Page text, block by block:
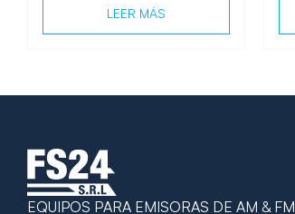
LEER MÁS
EQUIPOS PARA EMISORAS DE AM & FM